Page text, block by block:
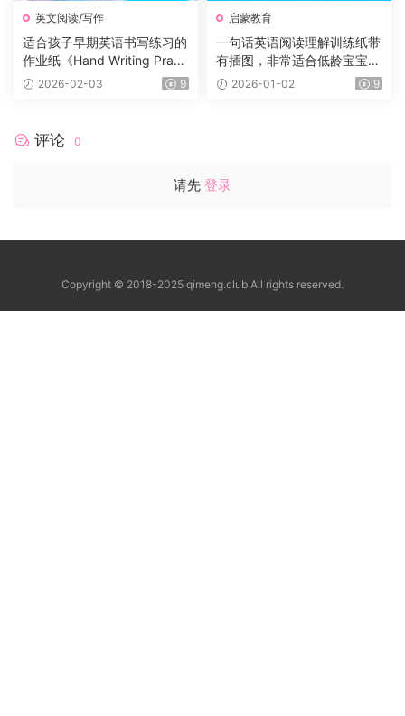
英文阅读/写作
适合孩子早期英语书写练习的
作业纸《Hand Writing Practi
ce Book》12册，每个月有一
2026-02-03 9
启蒙教育
一句话英语阅读理解训练纸带
有插图，非常适合低龄宝宝！
小红书爆款！
2026-01-02 9
评论 0
请先 登录
Copyright © 2018-2025 qimeng.club All rights reserved.